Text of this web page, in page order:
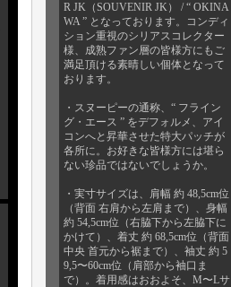
R JK（SOUVENIR JK） / “ OKINA
WA ” となっております。コンディ
ション重視のシリアスコレクター
様、成熟ファン層の皆様方にもご
満足頂ける素晴しい個体となって
おります。
・スヌーピーの通称、“ フライン
グ・エース ” をデフォルメ、アイ
コンへと昇華させた特大パッチが
各所に。お好きな皆様方には堪ら
ない珍品ではないでしょうか。
・実寸サイズは、肩幅 約 48,5cm位
（背面 右肩から左肩まで）、身幅
約 54,5cm位（右脇下から左脇下に
かけて）、着丈 約 68,5cm位（背面
中央 首元から裾まで）、袖丈 約 5
9,5〜60cm位（肩部から袖口ま
で）。着用感はおおよそ、M〜Lサ